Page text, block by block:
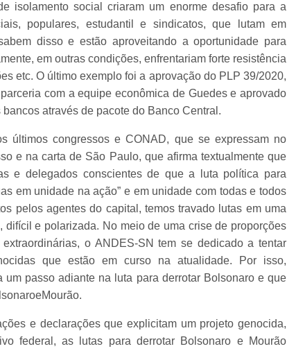
isolamento social criaram um enorme desafio para a
populares, estudantil e sindicatos, que lutam em
disso e estão aproveitando a oportunidade para
em outras condições, enfrentariam forte resistência
etc. O último exemplo foi a aprovação do PLP 39/2020,
com a equipe econômica de Guedes e aprovado
através de pacote do Banco Central.
últimos congressos e CONAD, que se expressam no
e na carta de São Paulo, que afirma textualmente que
e delegados conscientes de que a luta política para
em unidade na ação” e em unidade com todas e todos
pelos agentes do capital, temos travado lutas em uma
difícil e polarizada. No meio de uma crise de proporções
o ANDES-SN tem se dedicado a tentar
que estão em curso na atualidade. Por isso,
passo adiante na luta para derrotar Bolsonaro e que
e declarações que explicitam um projeto genocida,
federal, as lutas para derrotar Bolsonaro e Mourão